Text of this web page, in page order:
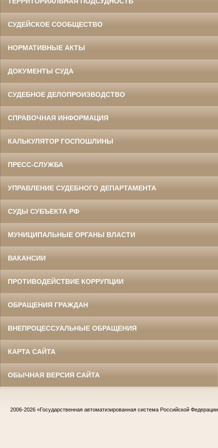
СУДЕЙСКОЕ СООБЩЕСТВО
НОРМАТИВНЫЕ АКТЫ
ДОКУМЕНТЫ СУДА
СУДЕБНОЕ ДЕЛОПРОИЗВОДСТВО
СПРАВОЧНАЯ ИНФОРМАЦИЯ
КАЛЬКУЛЯТОР ГОСПОШЛИНЫ
ПРЕСС-СЛУЖБА
УПРАВЛЕНИЕ СУДЕБНОГО ДЕПАРТАМЕНТА
СУДЫ СУБЪЕКТА РФ
МУНИЦИПАЛЬНЫЕ ОРГАНЫ ВЛАСТИ
ВАКАНСИИ
ПРОТИВОДЕЙСТВИЕ КОРРУПЦИИ
ОБРАЩЕНИЯ ГРАЖДАН
ВНЕПРОЦЕССУАЛЬНЫЕ ОБРАЩЕНИЯ
КАРТА САЙТА
ОБЫЧНАЯ ВЕРСИЯ САЙТА
2006-2026 «Государственная автоматизированная система Российской